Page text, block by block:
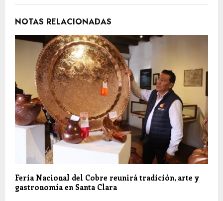
NOTAS RELACIONADAS
Feria Nacional del Cobre reunirá tradición, arte y
gastronomía en Santa Clara